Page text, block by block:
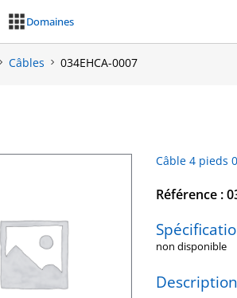
Domaines
Câbles 034EHCA-0007
Câble 4 pieds
Référence :
non disponible